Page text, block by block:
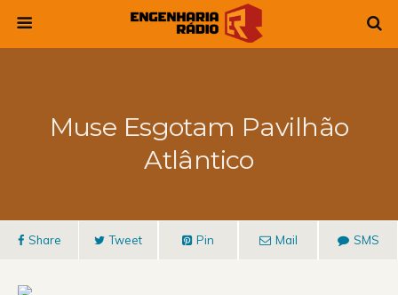
Muse Esgotam Pavilhão
Atlântico
Share Tweet Pin Mail SMS